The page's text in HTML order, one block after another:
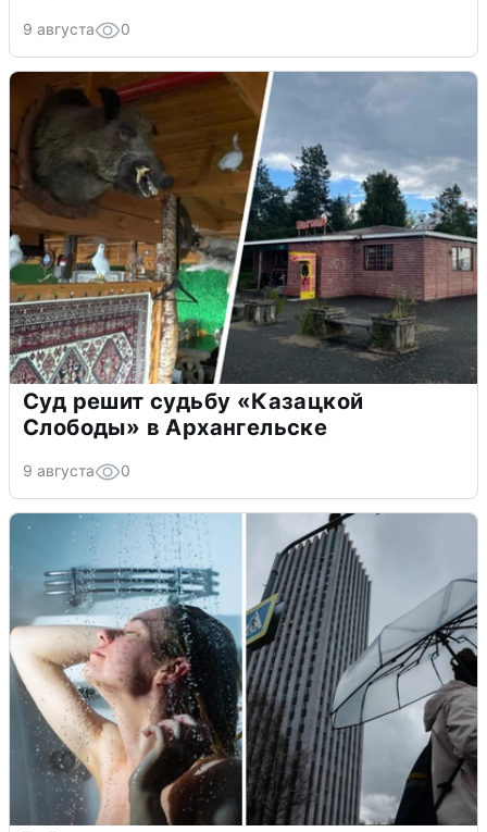
9 августа 0
Суд решит судьбу «Казацкой
Слободы» в Архангельске
9 августа 0